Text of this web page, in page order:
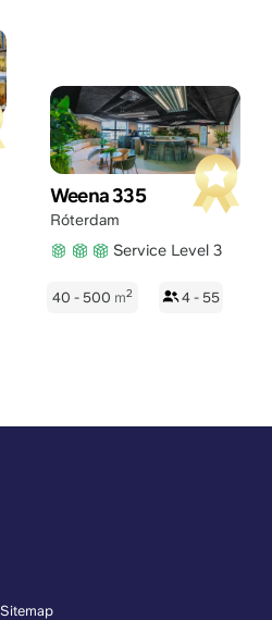
Weena 335
Róterdam
Service Level 3
40 - 500 m2 4 - 55
Sitemap